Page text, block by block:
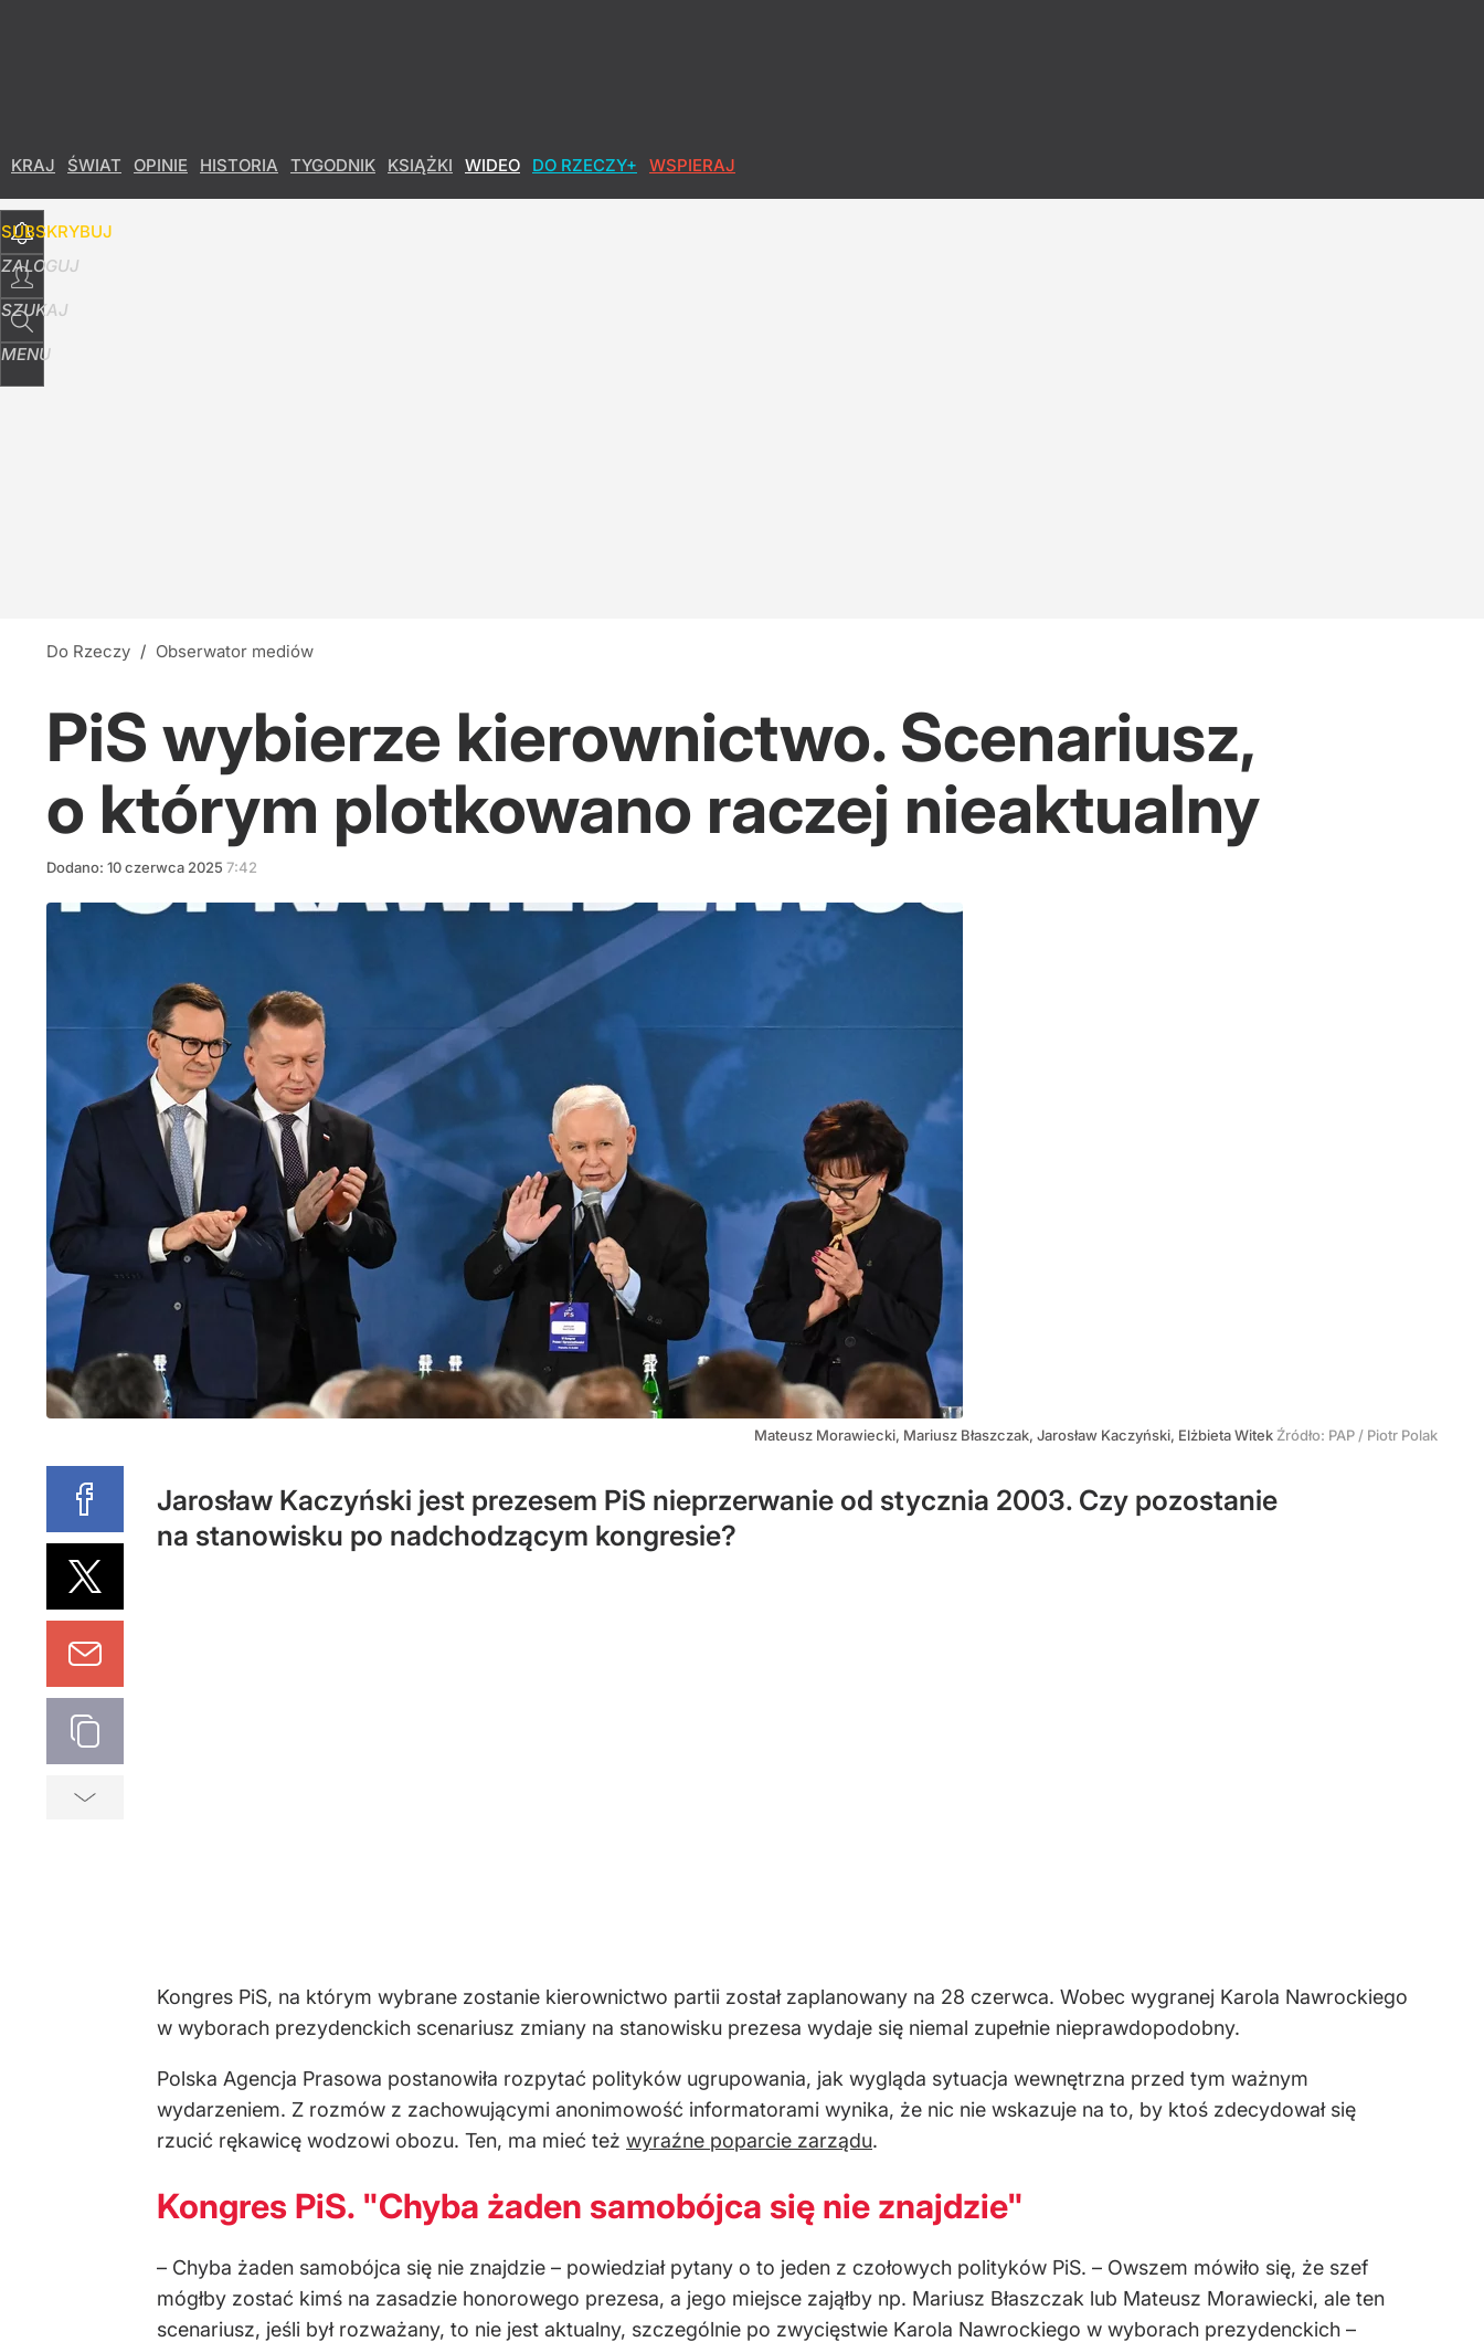
KRAJ ŚWIAT OPINIE HISTORIA TYGODNIK KSIĄŻKI WIDEO DO RZECZY+ WSPIERAJ
SUBSKRYBUJ
ZALOGUJ
SZUKAJ
MENU
Do Rzeczy / Obserwator mediów
PiS wybierze kierownictwo. Scenariusz,
o którym plotkowano raczej nieaktualny
Dodano: 10czerwca 2025 7:42
Mateusz Morawiecki, Mariusz Błaszczak, Jarosław Kaczyński, Elżbieta Witek Źródło: PAP / Piotr Polak
Jarosław Kaczyński jest prezesem PiS nieprzerwanie od stycznia 2003. Czy pozostanie
na stanowisku po nadchodzącym kongresie?
Kongres PiS, na którym wybrane zostanie kierownictwo partii został zaplanowany na 28 czerwca. Wobec wygranej Karola Nawrockiego
w wyborach prezydenckich scenariusz zmiany na stanowisku prezesa wydaje się niemal zupełnie nieprawdopodobny.
Polska Agencja Prasowa postanowiła rozpytać polityków ugrupowania, jak wygląda sytuacja wewnętrzna przed tym ważnym
wydarzeniem. Z rozmów z zachowującymi anonimowość informatorami wynika, że nic nie wskazuje na to, by ktoś zdecydował się
rzucić rękawicę wodzowi obozu. Ten, ma mieć też wyraźne poparcie zarządu.
Kongres PiS. "Chyba żaden samobójca się nie znajdzie"
– Chyba żaden samobójca się nie znajdzie – powiedział pytany o to jeden z czołowych polityków PiS. – Owszem mówiło się, że szef
mógłby zostać kimś na zasadzie honorowego prezesa, a jego miejsce zająłby np. Mariusz Błaszczak lub Mateusz Morawiecki, ale ten
scenariusz, jeśli był rozważany, to nie jest aktualny, szczególnie po zwycięstwie Karola Nawrockiego w wyborach prezydenckich –